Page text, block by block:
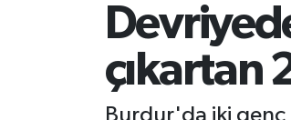
çıkartan
Burdur'da iki genç
EĞİTİM GENÇLİK
EKONOMİ
Trafik Durumu
Süper Lig Puan Durumu ve Fikstür